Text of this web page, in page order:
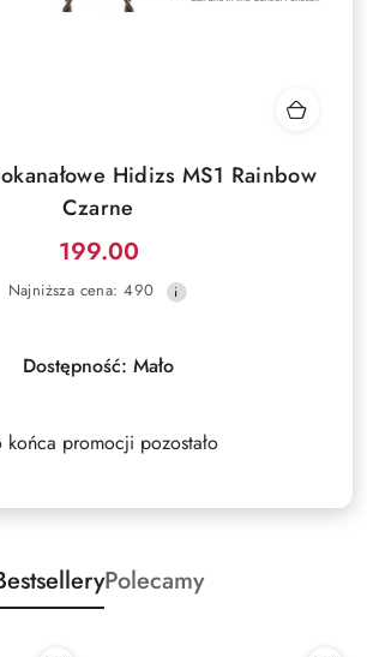
Hidizs MS1 Rainbow
Czarne
Cena
promocyjna:
199.00
Najniższa
30
dni
Najniższa cena: 490
Dostępność: Mało
końca promocji pozostało
Polecamy